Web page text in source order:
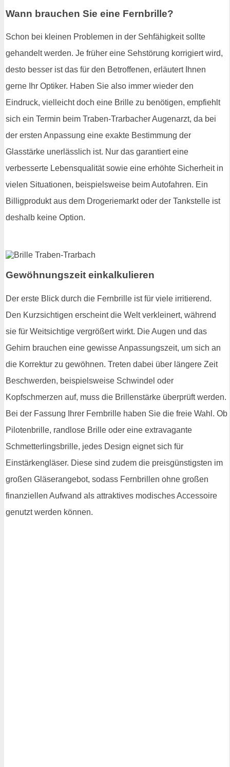
Wann brauchen Sie eine Fernbrille?
Schon bei kleinen Problemen in der Sehfähigkeit sollte
gehandelt werden. Je früher eine Sehstörung korrigiert wird,
desto besser ist das für den Betroffenen, erläutert Ihnen
gerne Ihr Optiker. Haben Sie also immer wieder den
Eindruck, vielleicht doch eine Brille zu benötigen, empfiehlt
sich ein Termin beim Traben-Trarbacher Augenarzt, da bei
der ersten Anpassung eine exakte Bestimmung der
Glasstärke unerlässlich ist. Nur das garantiert eine
verbesserte Lebensqualität sowie eine erhöhte Sicherheit in
vielen Situationen, beispielsweise beim Autofahren. Ein
Billigprodukt aus dem Drogeriemarkt oder der Tankstelle ist
deshalb keine Option.
Gewöhnungszeit einkalkulieren
Der erste Blick durch die Fernbrille ist für viele irritierend.
Den Kurzsichtigen erscheint die Welt verkleinert, während
sie für Weitsichtige vergrößert wirkt. Die Augen und das
Gehirn brauchen eine gewisse Anpassungszeit, um sich an
die Korrektur zu gewöhnen. Treten dabei über längere Zeit
Beschwerden, beispielsweise Schwindel oder
Kopfschmerzen auf, muss die Brillenstärke überprüft werden.
Bei der Fassung Ihrer Fernbrille haben Sie die freie Wahl. Ob
Pilotenbrille, randlose Brille oder eine extravagante
Schmetterlingsbrille, jedes Design eignet sich für
Einstärkengläser. Diese sind zudem die preisgünstigsten im
großen Gläserangebot, sodass Fernbrillen ohne großen
finanziellen Aufwand als attraktives modisches Accessoire
genutzt werden können.